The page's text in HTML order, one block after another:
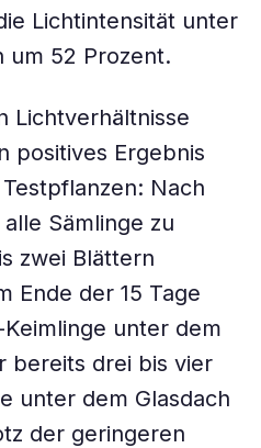
Lichtintensität unter
um 52 Prozent.
Lichtverhältnisse
positives Ergebnis
Nach
Sämlinge zu
zwei Blättern
Ende der 15 Tage
unter dem
bereits drei bis vier
unter dem Glasdach
der geringeren